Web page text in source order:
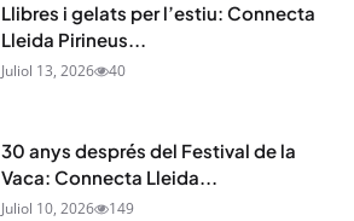
Llibres i gelats per l’estiu: Connecta
Lleida Pirineus...
Juliol 13, 2026 40
30 anys després del Festival de la
Vaca: Connecta Lleida...
Juliol 10, 2026 149